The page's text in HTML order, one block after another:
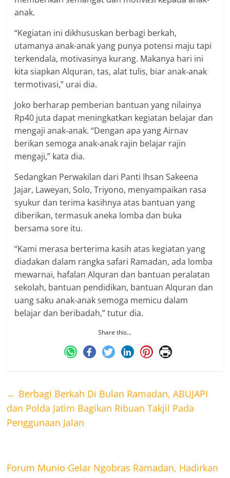
anak.
“Kegiatan ini dikhususkan berbagi berkah,
utamanya anak-anak yang punya potensi maju tapi
terkendala, motivasinya kurang. Makanya hari ini
kita siapkan Alquran, tas, alat tulis, biar anak-anak
termotivasi,” urai dia.
Joko berharap pemberian bantuan yang nilainya
Rp40 juta dapat meningkatkan kegiatan belajar dan
mengaji anak-anak. “Dengan apa yang Airnav
berikan semoga anak-anak rajin belajar rajin
mengaji,” kata dia.
Sedangkan Perwakilan dari Panti Ihsan Sakeena
Jajar, Laweyan, Solo, Triyono, menyampaikan rasa
syukur dan terima kasihnya atas bantuan yang
diberikan, termasuk aneka lomba dan buka
bersama sore itu.
“Kami merasa berterima kasih atas kegiatan yang
diadakan dalam rangka safari Ramadan, ada lomba
mewarnai, hafalan Alquran dan bantuan peralatan
sekolah, bantuan pendidikan, bantuan Alquran dan
uang saku anak-anak semoga memicu dalam
belajar dan beribadah,” tutur dia.
Share this…
← Berbagi Berkah Di Bulan Ramadan, ABUJAPI
dan Polda Jatim Bagikan Ribuan Takjil Pada
Penggunaan Jalan
Forum Munio Gelar Ngobras Ramadan, Hadirkan